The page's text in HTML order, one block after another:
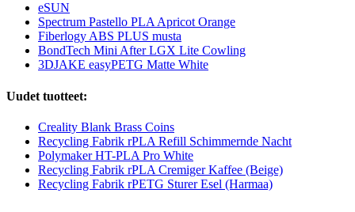
eSUN
Spectrum Pastello PLA Apricot Orange
Fiberlogy ABS PLUS musta
BondTech Mini After LGX Lite Cowling
3DJAKE easyPETG Matte White
Uudet tuotteet:
Creality Blank Brass Coins
Recycling Fabrik rPLA Refill Schimmernde Nacht
Polymaker HT-PLA Pro White
Recycling Fabrik rPLA Cremiger Kaffee (Beige)
Recycling Fabrik rPETG Sturer Esel (Harmaa)